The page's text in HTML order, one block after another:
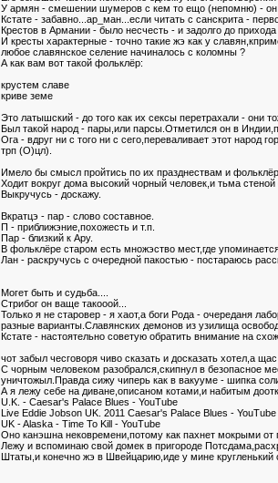
У армян - смешении шумеров с кем то ещо (непомню) - он
Кстате - забавно...ар_ман...если читать с санскрита -
Крестов в Армании - было несчесть - и задолго до прихода
И кресты характерные - точно такие жэ как у
любое славянское селение начиналось с коломны ?
А как вам вот такой фольклёр:
крустем славе
криве земе
Это латышский - до того как их сексы перетрахали - они
Был такой народ - пары,или парсы.Отметился он в
Ога - вдруг ни с того ни с сего,переваливает этот народ
трп (О)цл).
Имело бы смысл пройтись по их празднествам и
Ходит вокруг дома высокий чорный человек,и тьма стеной
Выкручусь - доскажу.
Вкратцэ - пар - слово составное.
П - приближэние,похожесть и т.п.
Пар - близкий к Ару.
В фольклёре старом есть множэство мест,где
Лан - раскручусь с очередной пакостью - постараюсь
Могет быть и судьба....
Стрибог он ваще такооой...
Только я не старовер - я хаот,а боги Рода - очереданя
разные варианты.Славянских демонов из узилища
Кстате - настоятельно советую обратить внимание на
чот забыл чесговоря чиво сказать и досказать хотел,а
С чорным человеком разобрался,скипнул в безопасное
уничтожыл.Правда сижу чиперь как в вакууме - шипка
А я лежу себе на диване,описаном котами,и набитым
U.K. - Caesar's Palace Blues - YouTube
Live Eddie Jobson UK. 2011 Caesar's Palace Blues - YouTube
UK - Alaska - Time To Kill - YouTube
Оно канэшна нековремени,потому как пахнет мокрыми от
Лежу и вспоминаю свой домек в пригороде
Штаты,и конечно жэ в Швейцарию,иде у мине